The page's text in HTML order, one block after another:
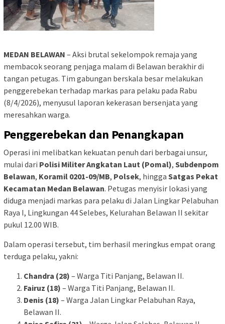
MEDAN BELAWAN – Aksi brutal sekelompok remaja yang
membacok seorang penjaga malam di Belawan berakhir di
tangan petugas. Tim gabungan berskala besar melakukan
penggerebekan terhadap markas para pelaku pada Rabu
(8/4/2026), menyusul laporan kekerasan bersenjata yang
meresahkan warga.
Penggerebekan dan Penangkapan
​Operasi ini melibatkan kekuatan penuh dari berbagai unsur,
mulai dari Polisi Militer Angkatan Laut (Pomal), Subdenpom
Belawan, Koramil 0201-09/MB, Polsek, hingga Satgas Pekat
Kecamatan Medan Belawan. Petugas menyisir lokasi yang
diduga menjadi markas para pelaku di Jalan Lingkar Pelabuhan
Raya I, Lingkungan 44 Selebes, Kelurahan Belawan II sekitar
pukul 12.00 WIB.
​Dalam operasi tersebut, tim berhasil meringkus empat orang
terduga pelaku, yakni:
Chandra (28) – Warga Titi Panjang, Belawan II.
Fairuz (18) – Warga Titi Panjang, Belawan II.
Denis (18) – Warga Jalan Lingkar Pelabuhan Raya,
Belawan II.